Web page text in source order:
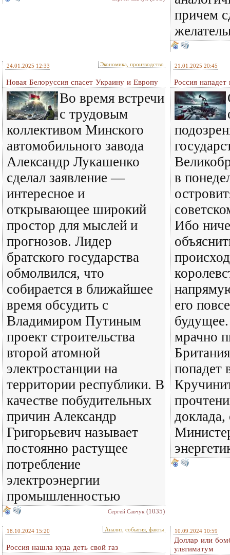
причем
24.01.2025 12:33 Экономика, производство
Новая Белоруссия спасет Украину и Европу
Во время встречи
с трудовым
коллективом Минского
автомобильного завода
Александр Лукашенко
сделал заявление —
интересное и
открывающее широкий
простор для мыслей и
прогнозов. Лидер
братского государства
обмолвился, что
собирается в ближайшее
время обсудить с
Владимиром Путиным
проект строительства
второй атомной
электростанции на
территории республики. В
качестве побудительных
причин Александр
Григорьевич называет
постоянно растущее
потребление
электроэнергии
промышленностью
Сергей Савчук (1035)
21.01.2025 20:45
Россия
в
Ибо
его
мрачно
попадет
доклада,
18.10.2024 15:20 Анализ, события, факты
Россия нашла куда деть свой газ
10.09.2024 10:59
Доллар или
ультиматум